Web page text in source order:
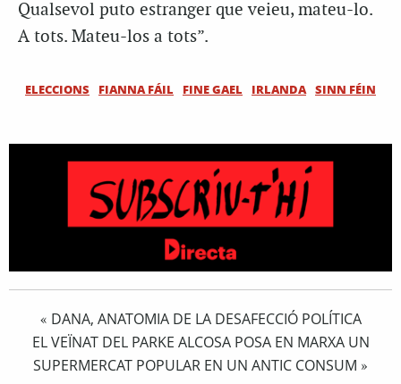
Qualsevol puto estranger que veieu, mateu-lo.
A tots. Mateu-los a tots”.
ELECCIONS FIANNA FÁIL FINE GAEL IRLANDA SINN FÉIN
« DANA, ANATOMIA DE LA DESAFECCIÓ POLÍTICA
EL VEÏNAT DEL PARKE ALCOSA POSA EN MARXA UN
SUPERMERCAT POPULAR EN UN ANTIC CONSUM »